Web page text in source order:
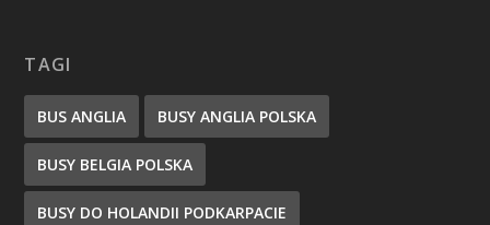
TAGI
BUS ANGLIA BUSY ANGLIA POLSKA
BUSY BELGIA POLSKA
BUSY DO HOLANDII PODKARPACIE